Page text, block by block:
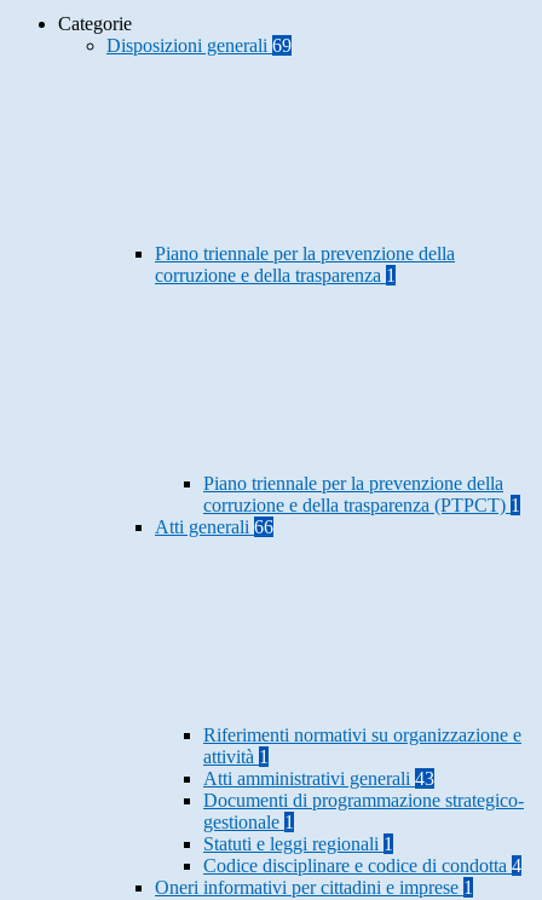
Categorie
Disposizioni generali 69
Piano triennale per la prevenzione della
corruzione e della trasparenza 1
Piano triennale per la prevenzione della
corruzione e della trasparenza (PTPCT) 1
Atti generali 66
Riferimenti normativi su organizzazione e
attività 1
Atti amministrativi generali 43
Documenti di programmazione strategico-
gestionale 1
Statuti e leggi regionali 1
Codice disciplinare e codice di condotta 4
Oneri informativi per cittadini e imprese 1